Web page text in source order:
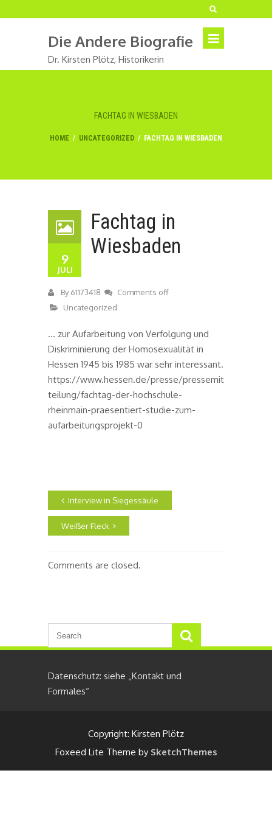
Die Andere Biografie
Dr. Kirsten Plötz, Historikerin
FACHTAG IN WIESBADEN
HOME / UNCATEGORIZED / FACHTAG IN WIESBADEN
9
JULI
Fachtag in
Wiesbaden
By61173418
Comments off
Uncategorized
… zur Aufarbeitung von Verfolgung und
Diskriminierung der Homosexualität in
Hessen 1945 bis 1985 war sehr interessant.
https://www.hessen.de/presse/pressemit
teilung/fachtag-der-hochschule-
rheinmain-praesentiert-studie-zum-
aufarbeitungsprojekt-0
Interview in Siegessäule
Weißer Fleck
Comments are closed.
Datenschutz: siehe „Kontakt und
Formales“
Copyright: Kirsten Plötz
Foxeed Lite Theme by SketchThemes